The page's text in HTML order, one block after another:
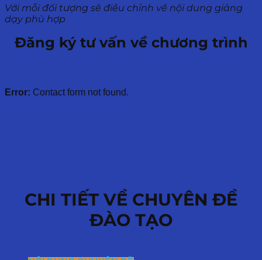
Với mỗi đối tượng sẽ điều chỉnh về nội dung giảng
dạy phù hợp
Đăng ký tư vấn về chương trình
Error: Contact form not found.
CHI TIẾT VỀ CHUYÊN ĐỀ
ĐÀO TẠO